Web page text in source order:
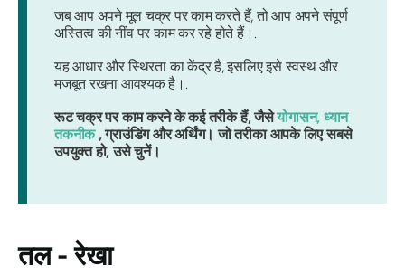
जब आप अपने मूल चक्र पर काम करते हैं, तो आप अपने संपूर्ण
अस्तित्व की नींव पर काम कर रहे होते हैं।.
यह आधार और स्थिरता का केंद्र है, इसलिए इसे स्वस्थ और
मजबूत रखना आवश्यक है।.
रूट चक्र पर काम करने के कई तरीके हैं, जैसेयोगासन, ध्यान
तकनीक, ग्राउंडिंग और अर्थिंग। जो तरीका आपके लिए सबसे
उपयुक्त हो, उसे चुनें।
तल - रेखा